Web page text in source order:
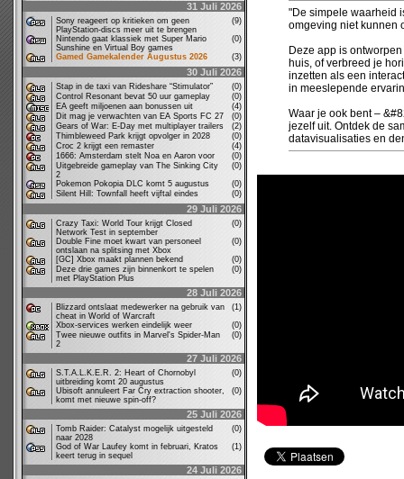
31 Juli 2026
Sony reageert op kritieken om geen
PlayStation-discs meer uit te brengen
(9)
Nintendo gaat klassiek met Super Mario
Sunshine en Virtual Boy games
(0)
Gamed Gamekalender Augustus 2026
(3)
30 Juli 2026
Stap in de taxi van Rideshare “Stimulator”
(0)
Control Resonant bevat 50 uur gameplay
(0)
EA geeft miljoenen aan bonussen uit
(4)
Dit mag je verwachten van EA Sports FC 27
(0)
Gears of War: E-Day met multiplayer trailers
(2)
Thimbleweed Park krijgt opvolger in 2028
(0)
Croc 2 krijgt een remaster
(4)
1666: Amsterdam stelt Noa en Aaron voor
(0)
Uitgebreide gameplay van The Sinking City
2
(0)
Pokemon Pokopia DLC komt 5 augustus
(0)
Silent Hill: Townfall heeft vijftal eindes
(0)
29 Juli 2026
Crazy Taxi: World Tour krijgt Closed
Network Test in september
(0)
Double Fine moet kwart van personeel
ontslaan na splitsing met Xbox
(0)
[GC] Xbox maakt plannen bekend
(0)
Deze drie games zijn binnenkort te spelen
met PlayStation Plus
(0)
28 Juli 2026
Blizzard ontslaat medewerker na gebruik van
cheat in World of Warcraft
(1)
Xbox-services werken eindelijk weer
(0)
Twee nieuwe outfits in Marvel's Spider-Man
2
(0)
27 Juli 2026
S.T.A.L.K.E.R. 2: Heart of Chornobyl
uitbreiding komt 20 augustus
(0)
Ubisoft annuleert Far Cry extraction shooter,
komt met nieuwe spin-off?
(0)
25 Juli 2026
Tomb Raider: Catalyst mogelijk uitgesteld
naar 2028
(0)
God of War Laufey komt in februari, Kratos
keert terug in sequel
(1)
24 Juli 2026
"De simpele waarheid
omgeving niet kunnen
Deze app is
huis, of verbreed je
inzetten als een
in meeslepende
Waar je ook bent –
jezelf uit. Ontdek de
datavisualisaties en